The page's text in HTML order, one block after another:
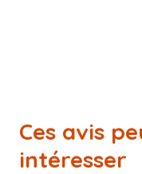
Ces avis
intéresser